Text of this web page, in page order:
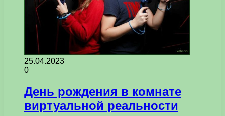
25.04.2023
0
День рождения в комнате
виртуальной реальности